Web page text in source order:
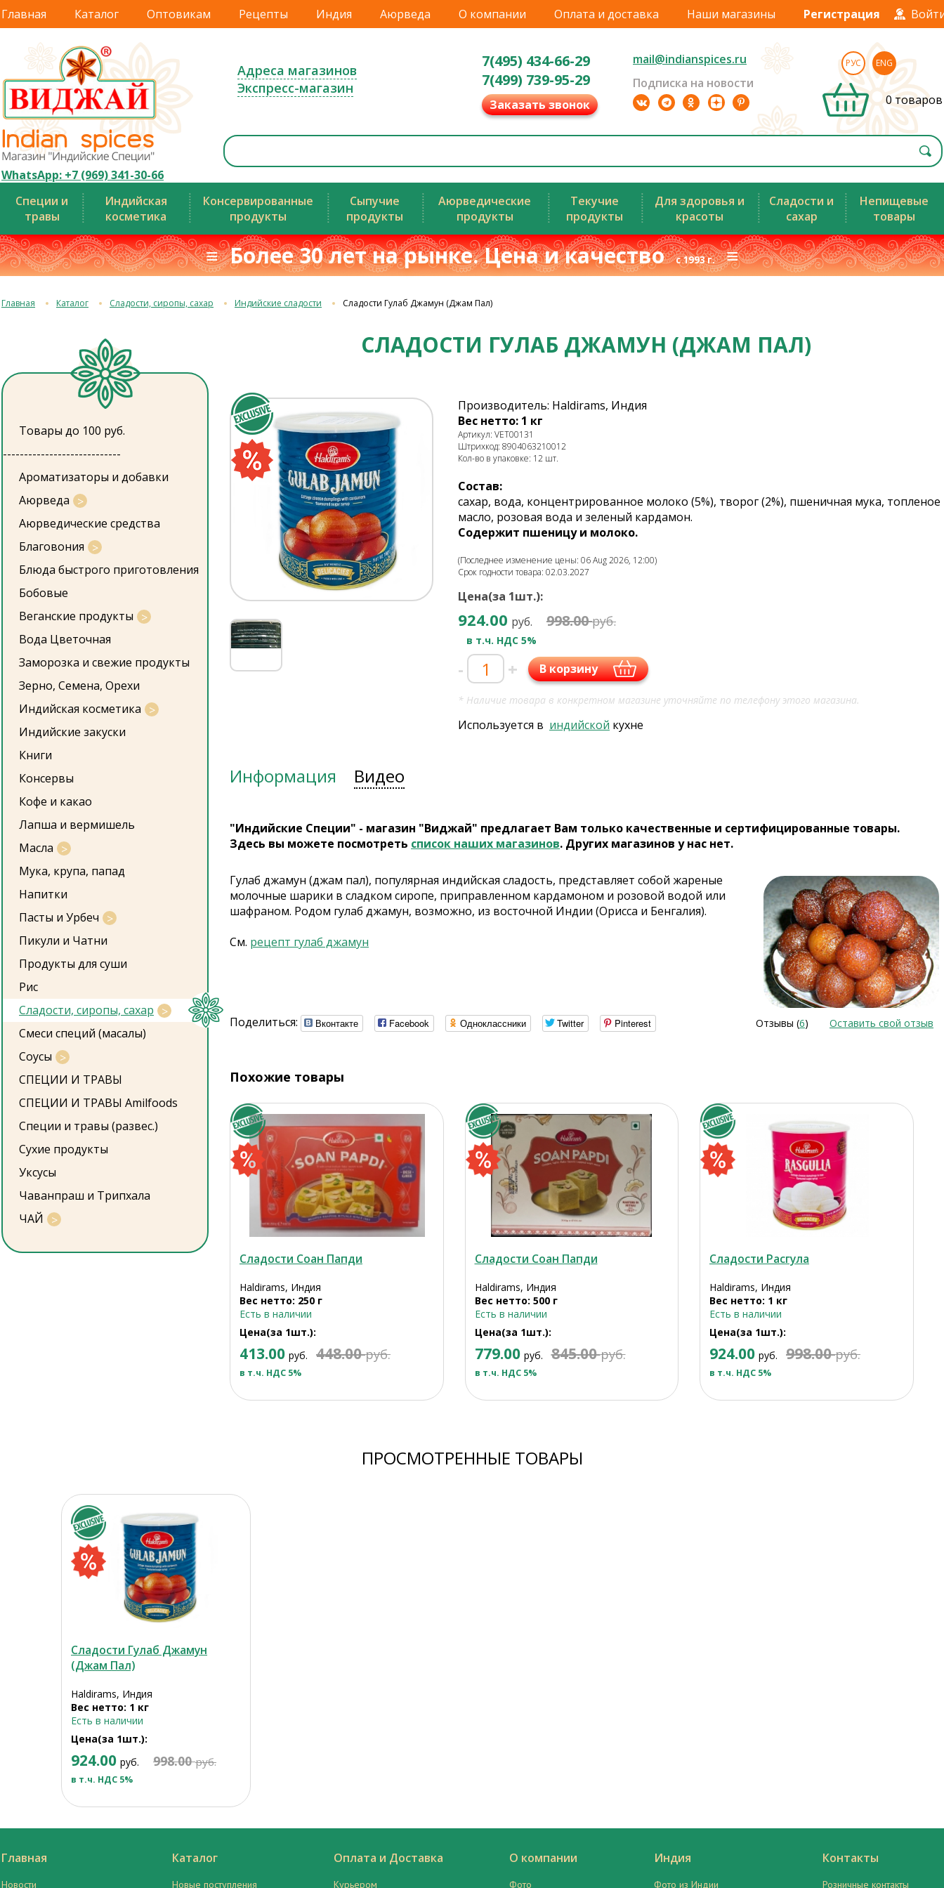
Главная Каталог Оптовикам Рецепты Индия Аюрведа О компании Оплата и доставка Наши магазины Регистрация
WhatsApp: +7 (969) 341-30-66
Адреса магазинов
Экспресс-магазин
7(495) 434-66-29
7(499) 739-95-29
Заказать звонок
mail@indianspices.ru
Подписка на новости
РУС ENG
0 товаров
Специи и
травы
Индийская
косметика
Консервированные
продукты
Сыпучие
продукты
Аюрведические
продукты
Текучие
продукты
Для здоровья и
красоты
Сладости и
сахар
Непищевые
товары
≡ Более 30 лет на рынке. Цена и качествос 1993 г.≡
Главная Каталог Сладости, сиропы, сахар Индийские сладости Сладости Гулаб Джамун (Джам Пал)
Товары до 100 руб.
----------------------------
Ароматизаторы и добавки
Аюрведа
Аюрведические средства
Благовония
Блюда быстрого приготовления
Бобовые
Веганские продукты
Вода Цветочная
Заморозка и свежие продукты
Зерно, Семена, Орехи
Индийская косметика
Индийские закуски
Книги
Консервы
Кофе и какао
Лапша и вермишель
Масла
Мука, крупа, папад
Напитки
Пасты и Урбеч
Пикули и Чатни
Продукты для суши
Рис
Сладости, сиропы, сахар
Смеси специй (масалы)
Соусы
СПЕЦИИ И ТРАВЫ
СПЕЦИИ И ТРАВЫ Amilfoods
Специи и травы (развес.)
Сухие продукты
Уксусы
Чаванпраш и Трипхала
ЧАЙ
СЛАДОСТИ ГУЛАБ ДЖАМУН (ДЖАМ ПАЛ)
Производитель: Haldirams, Индия
Вес нетто: 1 кг
Артикул: VET00131
Штрихкод: 8904063210012
Кол-во в упаковке: 12 шт.
Состав:
сахар, вода, концентрированное молоко (5%), творог (2%), пшеничная мука, топленое
масло, розовая вода и зеленый кардамон.
Содержит пшеницу и молоко.
(Последнее изменение цены: 06 Aug 2026, 12:00)
Срок годности товара: 02.03.2027
Цена(за 1шт.):
924.00 руб. 998.00руб.
в т.ч. НДС 5%
- + В корзину
* Наличие товара в конкретном магазине уточняйте по телефону этого магазина.
Используется в индийской кухне
Информация Видео
"Индийские Специи" - магазин "Виджай" предлагает Вам только качественные и сертифицированные товары.
Здесь вы можете посмотреть список наших магазинов. Других магазинов у нас нет.
Гулаб джамун (джам пал), популярная индийская сладость, представляет собой жареные
молочные шарики в сладком сиропе, приправленном кардамоном и розовой водой или
шафраном. Родом гулаб джамун, возможно, из восточной Индии (Орисса и Бенгалия).
См. рецепт гулаб джамун
Поделиться: Вконтакте Facebook Одноклассники Twitter Pinterest Отзывы (6) Оставить свой отзыв
Похожие товары
Сладости Соан Папди
Haldirams, Индия
Вес нетто: 250 г
Есть в наличии
Цена(за 1шт.):
413.00 руб. 448.00руб.
в т.ч. НДС 5%
Сладости Соан Папди
Haldirams, Индия
Вес нетто: 500 г
Есть в наличии
Цена(за 1шт.):
779.00 руб. 845.00руб.
в т.ч. НДС 5%
Сладости Расгула
Haldirams, Индия
Вес нетто: 1 кг
Есть в наличии
Цена(за 1шт.):
924.00 руб. 998.00руб.
в т.ч. НДС 5%
ПРОСМОТРЕННЫЕ ТОВАРЫ
Сладости Гулаб Джамун
(Джам Пал)
Haldirams, Индия
Вес нетто: 1 кг
Есть в наличии
Цена(за 1шт.):
924.00 руб. 998.00руб.
в т.ч. НДС 5%
Главная
Новости
Каталог
Новые поступления
Оплата и Доставка
Курьером
О компании
Фото
Индия
Фото из Индии
Контакты
Розничные контакты